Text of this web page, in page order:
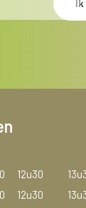
12u30
12u30